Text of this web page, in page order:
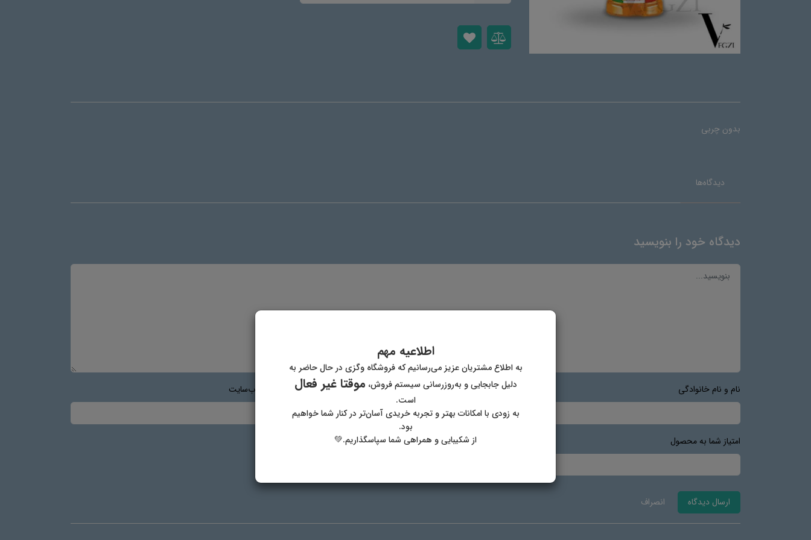
بدون چربی
دیدگاه‌ها
دیدگاه خود را بنویسید
نام و نام خانوادگی پست الکترونیک آدرس وب‌سایت
امتیاز شما به محصول
ارسال دیدگاه انصراف
اطلاعیه مهم
به اطلاع مشتریان عزیز می‌رسانیم که فروشگاه وگزی در حال حاضر به
دلیل جابجایی و به‌روزرسانی سیستم فروش، موقتا غیر فعال
است.
به زودی با امکانات بهتر و تجربه خریدی آسان‌تر در کنار شما خواهیم
بود.
از شکیبایی و همراهی شما سپاسگذاریم.💚